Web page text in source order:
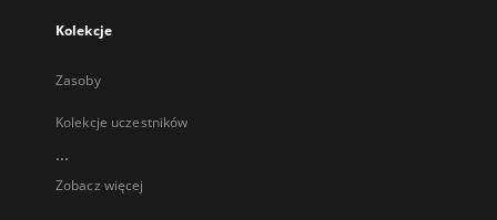
Kolekcje
Zasoby
Kolekcje uczestników
...
Zobacz więcej